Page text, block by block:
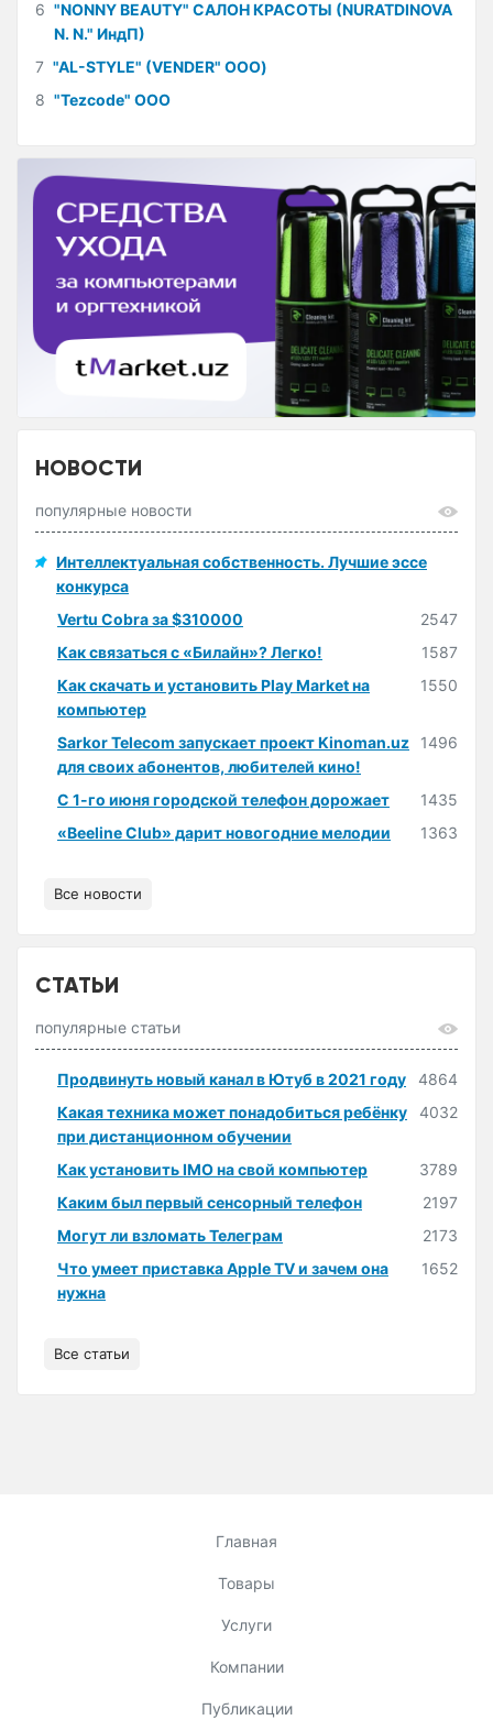
6 "NONNY BEAUTY" САЛОН КРАСОТЫ (NURATDINOVA
N. N." ИндП)
7 "AL-STYLE" (VENDER" ООО)
8 "Tezcode" ООО
НОВОСТИ
популярные новости
Интеллектуальная собственность. Лучшие эссе
конкурса
Vertu Cobra за $310000
2547
Как связаться с «Билайн»? Легко!
1587
Как скачать и установить Play Market на
компьютер
1550
Sarkor Telecom запускает проект Kinoman.uz
для своих абонентов, любителей кино!
1496
С 1-го июня городской телефон дорожает
1435
«Beeline Club» дарит новогодние мелодии
1363
Все новости
СТАТЬИ
популярные статьи
Продвинуть новый канал в Ютуб в 2021 году
4864
Какая техника может понадобиться ребёнку
при дистанционном обучении
4032
Как установить IMO на свой компьютер
3789
Каким был первый сенсорный телефон
2197
Могут ли взломать Телеграм
2173
Что умеет приставка Apple TV и зачем она
нужна
1652
Все статьи
Главная
Товары
Услуги
Компании
Публикации